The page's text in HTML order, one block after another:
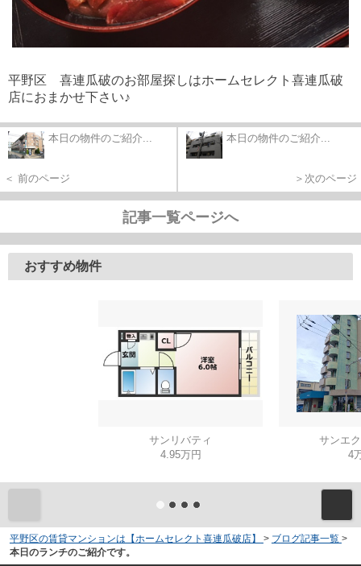
平野区 喜連瓜破のお部屋探しはホームセレクト喜連瓜破
店におまかせ下さい♪
本日の物件のご紹介...
＜ 前のページ
本日の物件のご紹介...
＞次のページ
記事一覧ページへ
おすすめ物件
サンリバティ
4.95万円
サンエ
4
平野区の賃貸マンションは【ホームセレクト喜連瓜破店】 > ブログ記事一覧 >
本日のランチのご紹介です。